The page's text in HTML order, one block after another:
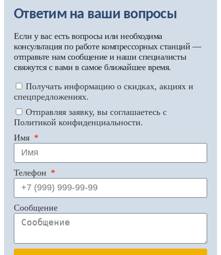
Ответим на ваши вопросы
Если у вас есть вопросы или необходима
консультация по работе компрессорных станций —
отправьте нам сообщение и наши специалисты
свяжутся с вами в самое ближайшее время.
Получать информацию о скидках, акциях и
спецпредложениях.
Отправляя заявку, вы соглашаетесь с
Политикой конфиденциальности.
Имя
Телефон
Сообщение